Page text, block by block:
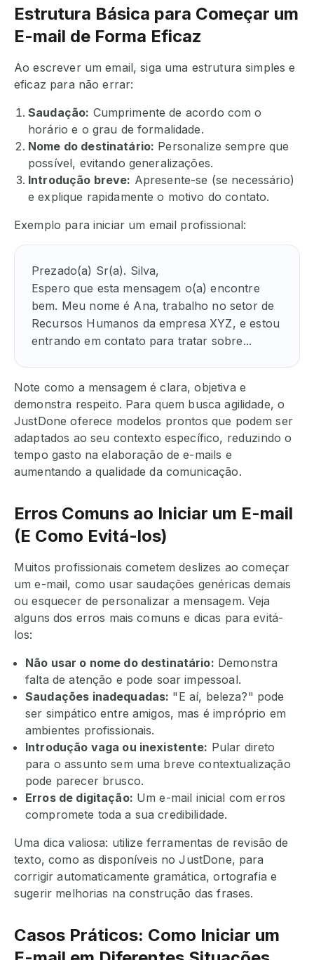
Estrutura Básica para Começar um
E-mail de Forma Eficaz
Ao escrever um email, siga uma estrutura simples e
eficaz para não errar:
Saudação: Cumprimente de acordo com o
horário e o grau de formalidade.
Nome do destinatário: Personalize sempre que
possível, evitando generalizações.
Introdução breve: Apresente-se (se necessário)
e explique rapidamente o motivo do contato.
Exemplo para iniciar um email profissional:
Prezado(a) Sr(a). Silva,
Espero que esta mensagem o(a) encontre
bem. Meu nome é Ana, trabalho no setor de
Recursos Humanos da empresa XYZ, e estou
entrando em contato para tratar sobre...
Note como a mensagem é clara, objetiva e
demonstra respeito. Para quem busca agilidade, o
JustDone oferece modelos prontos que podem ser
adaptados ao seu contexto específico, reduzindo o
tempo gasto na elaboração de e-mails e
aumentando a qualidade da comunicação.
Erros Comuns ao Iniciar um E-mail
(E Como Evitá-los)
Muitos profissionais cometem deslizes ao começar
um e-mail, como usar saudações genéricas demais
ou esquecer de personalizar a mensagem. Veja
alguns dos erros mais comuns e dicas para evitá-
los:
Não usar o nome do destinatário: Demonstra
falta de atenção e pode soar impessoal.
Saudações inadequadas: "E aí, beleza?" pode
ser simpático entre amigos, mas é impróprio em
ambientes profissionais.
Introdução vaga ou inexistente: Pular direto
para o assunto sem uma breve contextualização
pode parecer brusco.
Erros de digitação: Um e-mail inicial com erros
compromete toda a sua credibilidade.
Uma dica valiosa: utilize ferramentas de revisão de
texto, como as disponíveis no JustDone, para
corrigir automaticamente gramática, ortografia e
sugerir melhorias na construção das frases.
Casos Práticos: Como Iniciar um